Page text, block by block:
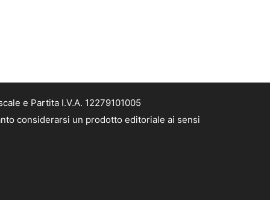
e Partita I.V.A. 12279101005
considerarsi un prodotto editoriale ai sensi